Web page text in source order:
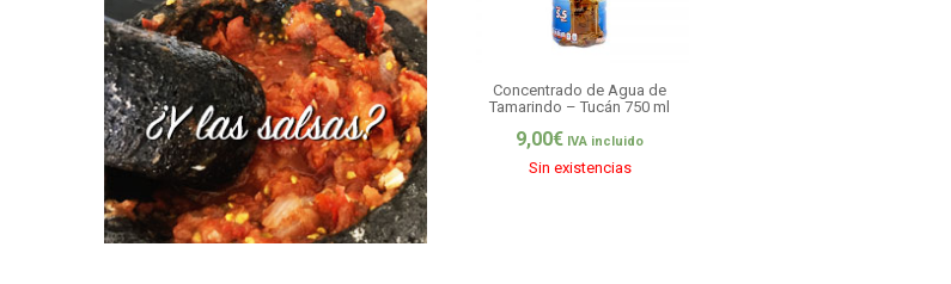
Concentrado de Agua de
Tamarindo – Tucán 750 ml
9,00€ IVA incluido
Sin existencias